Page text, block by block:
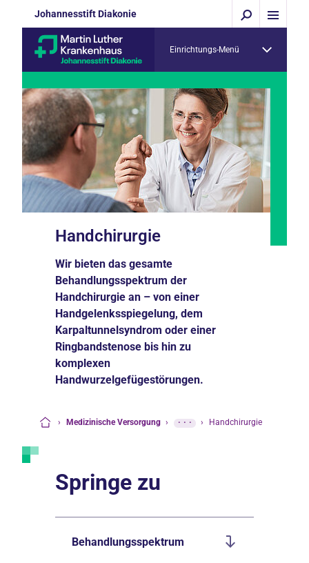
Johannesstift Diakonie
Einrichtungs-Menü
Handchirurgie
Wir bieten das gesamte
Behandlungsspektrum der
Handchirurgie an – von einer
Handgelenksspiegelung, dem
Karpaltunnelsyndrom oder einer
Ringbandstenose bis hin zu
komplexen
Handwurzelgefügestörungen.
› Medizinische Versorgung › ··· › Handchirurgie
Springe zu
Behandlungsspektrum